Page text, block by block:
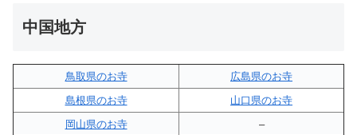
中国地方
鳥取県のお寺
広島県のお寺
島根県のお寺
山口県のお寺
岡山県のお寺
–